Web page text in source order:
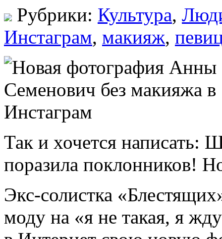
Рубрики: Культура,
Инстаграм, макияж,
Так и хочется написать:
поразила поклонников!
Экс-солистка
моду на «я не такая, я